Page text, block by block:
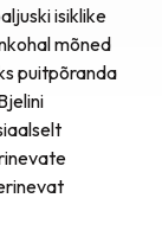
isiklike
mõned
puitpõranda